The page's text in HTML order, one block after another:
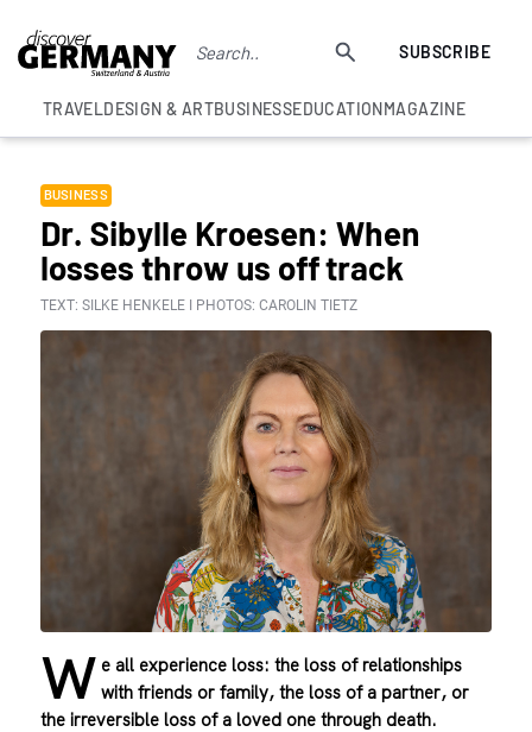
SUBSCRIBE
TRAVELDESIGN & ARTBUSINESSEDUCATIONMAGAZINE
BUSINESS
Dr. Sibylle Kroesen: When
losses throw us off track
TEXT: SILKE HENKELE I PHOTOS: CAROLIN TIETZ
W e all experience loss: the loss of relationships
with friends or family, the loss of a partner, or
the irreversible loss of a loved one through death.